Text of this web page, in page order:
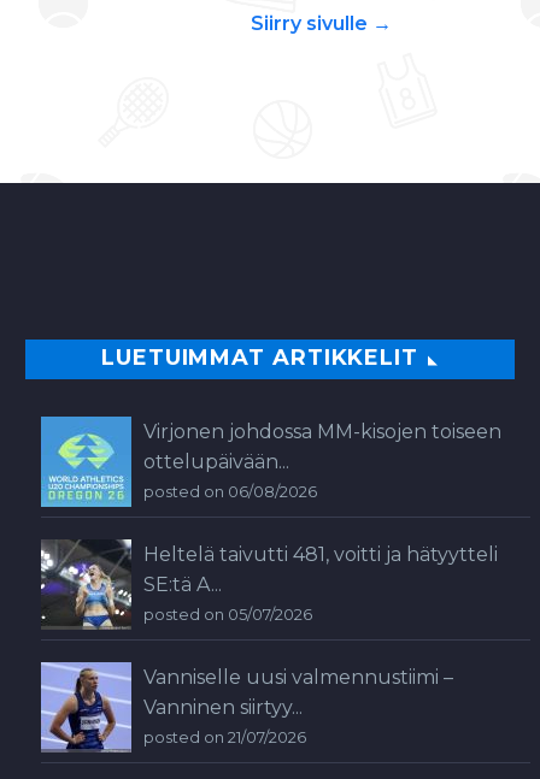
Siirry sivulle →
LUETUIMMAT ARTIKKELIT
Virjonen johdossa MM-kisojen toiseen
ottelupäivään...
posted on 06/08/2026
Heltelä taivutti 481, voitti ja hätyytteli
SE:tä A...
posted on 05/07/2026
Vanniselle uusi valmennustiimi –
Vanninen siirtyy...
posted on 21/07/2026